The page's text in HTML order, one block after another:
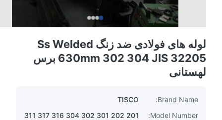
لوله های فولادی ضد زنگ Ss Welded
630mm 302 304 JIS 32205 برس
لهستانی
Brand Name:
TISCO
Model Number:
201 202 301 302 304 316 317 311